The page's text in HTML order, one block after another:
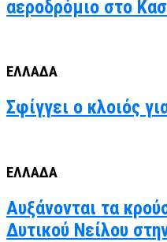
αεροδρόμιο στο
ΕΛΛΑΔΑ
Σφίγγει ο κλοιός
ΕΛΛΑΔΑ
Αυξάνονται τα
Δυτικού Νείλου